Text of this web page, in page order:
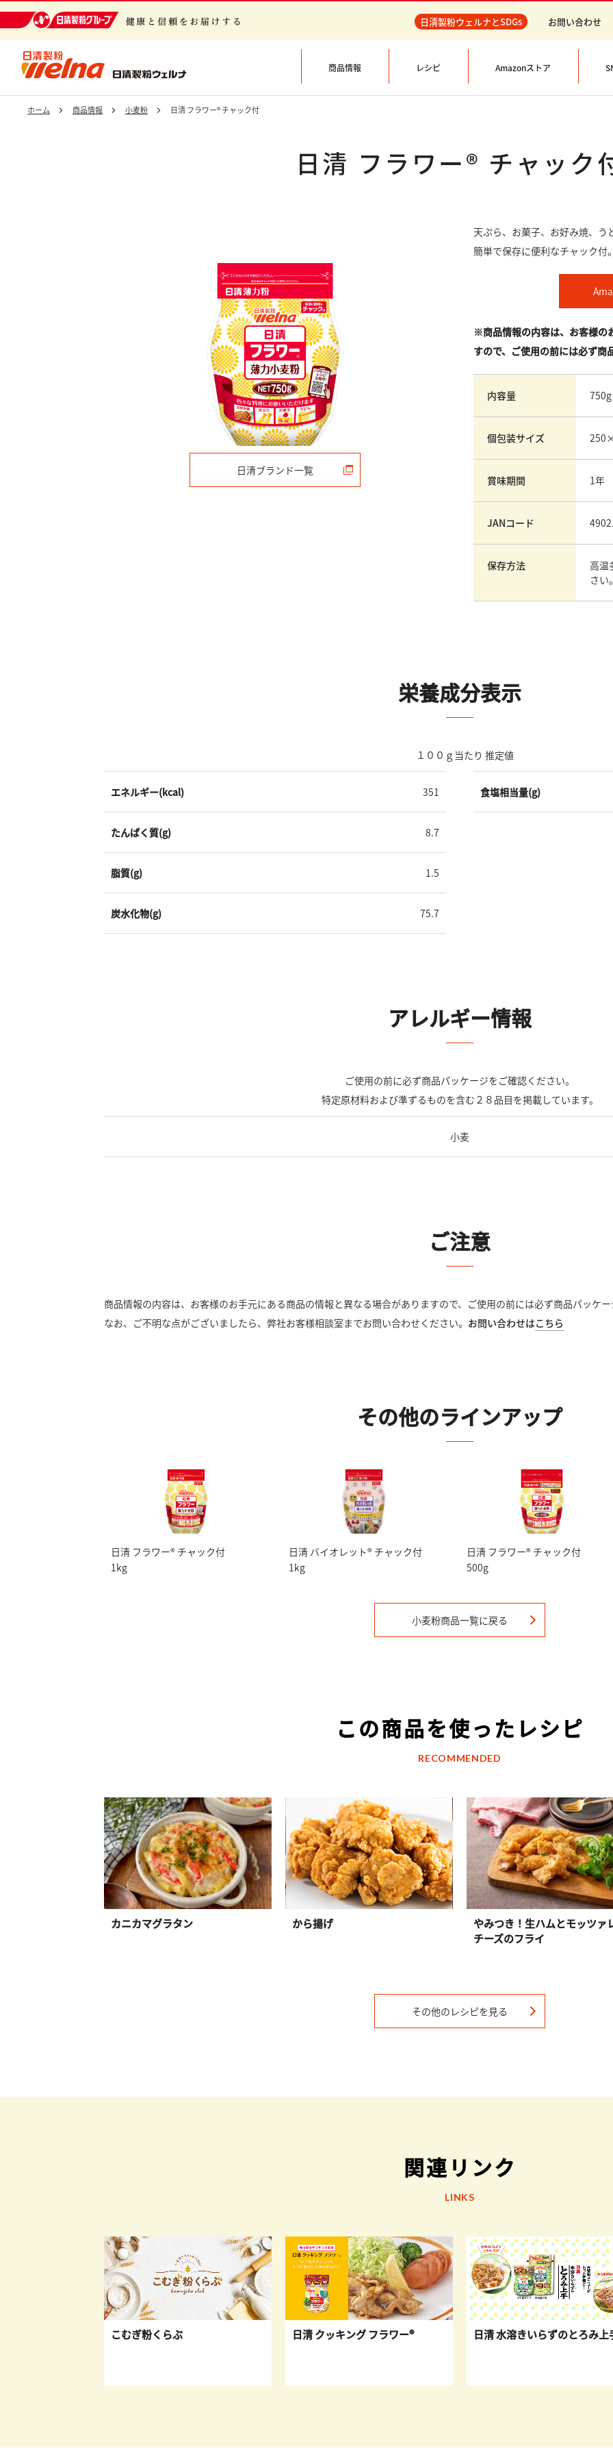
日清製粉ウェルナとSDGs お問い合わせ
商品情報 レシピ Amazonストア
ホーム 商品情報 小麦粉 日清 フラワー® チャック付
日清 フラワー® チャック
日清ブランド一覧
天ぷら、お菓子、お好み焼、う
簡単で保存に便利なチャック付
※商品情報の内容は、お客様の
すので、ご使用の前には必ず商
内容量 750g
個包装サイズ
賞味期間 1年
JANコード
保存方法
高温
さい
栄養成分表示
１００ｇ当たり 推定値
エネルギー(kcal) 351
たんぱく質(g) 8.7
脂質(g) 1.5
炭水化物(g) 75.7
食塩相当量(g)
アレルギー情報
ご使用の前に必ず商品パッケージをご確認ください。
特定原材料および準ずるものを含む２８品目を掲載しています。
小麦
ご注意
商品情報の内容は、お客様のお手元にある商品の情報と異なる場合がありますので、ご使用の前には必ず商品パッケ
なお、ご不明な点がございましたら、弊社お客様相談室までお問い合わせください。 お問い合わせはこちら
その他のラインアップ
日清 フラワー® チャック付
1kg
日清 バイオレット® チャック付
1kg
日清 フラワー® チャック付
500g
小麦粉商品一覧に戻る
この商品を使ったレシピ
RECOMMENDED
カニカマグラタン から揚げ
やみつき！生ハムとモッツァ
チーズのフライ
その他のレシピを見る
関連リンク
LINKS
こむぎ粉くらぶ 日清 クッキング フラワー® 日清 水溶きいらずのとろみ上手